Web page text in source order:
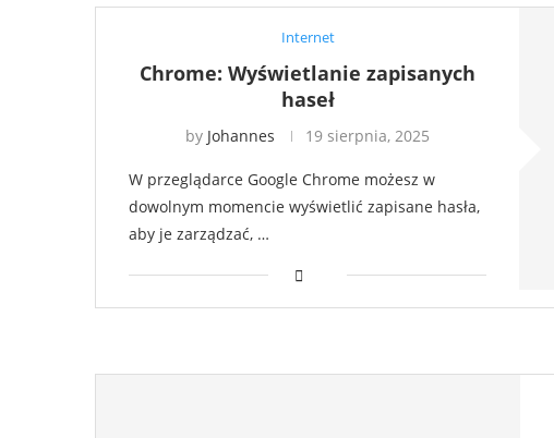
Internet
Chrome: Wyświetlanie zapisanych
haseł
by Johannes 19 sierpnia, 2025
W przeglądarce Google Chrome możesz w
dowolnym momencie wyświetlić zapisane hasła,
aby je zarządzać, …